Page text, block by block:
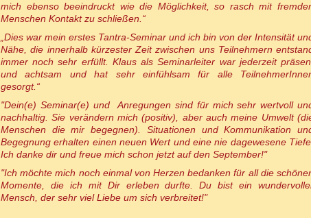
mich ebenso beeindruckt wie die Möglichkeit, so rasch mit
Menschen Kontakt zu schließen.“
„Dies war mein erstes Tantra-Seminar und ich bin von der Intensität
Nähe, die innerhalb kürzester Zeit zwischen uns Teilnehmern
immer noch sehr erfüllt. Klaus als Seminarleiter war jederzeit
und achtsam und hat sehr einfühlsam für alle
gesorgt.“
"Dein(e) Seminar(e) und Anregungen sind für mich sehr wertvoll
nachhaltig. Sie verändern mich (positiv), aber auch meine Umwelt
Menschen die mir begegnen). Situationen und Kommunikation
Begegnung erhalten einen neuen Wert und eine nie dagewesene Tiefe.
Ich danke dir und freue mich schon jetzt auf den September!"
"Ich möchte mich noch einmal von Herzen bedanken für all die
Momente, die ich mit Dir erleben durfte. Du bist ein
Mensch, der sehr viel Liebe um sich verbreitet!"